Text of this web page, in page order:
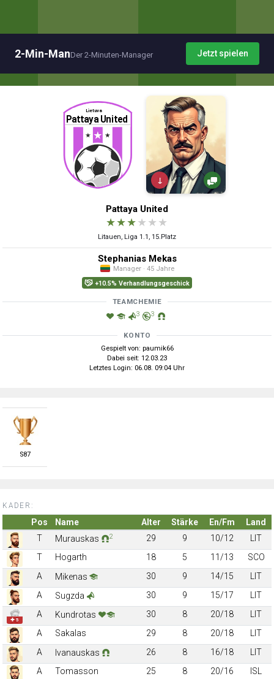
2-Min-ManDer 2-Minuten-Manager Jetzt spielen
↓
Pattaya United
★★★★ ★ ★
Litauen, Liga 1.1, 15.Platz
Stephanias Mekas
Manager · 45 Jahre
+10.5% Verhandlungsgeschick
TEAMCHEMIE
3 3
KONTO
Gespielt von: paumik66
Dabei seit: 12.03.23
Letztes Login: 06.08. 09:04 Uhr
S87
KADER:
Pos Name Alter Stärke En/Fm
Land
T
Murauskas 2 29 9 10/12
LIT
T
Hogarth 18 5 11/13
SCO
A
Mikenas 30 9 14/15
LIT
A
Sugzda 30 9 15/17 LIT
✚ 5
A Kundrotas 30 8 20/18
LIT
A
Sakalas 29 8 20/18
LIT
A
Ivanauskas 26 8 16/18
LIT
A
Tomasson 25 8 20/16
ISL